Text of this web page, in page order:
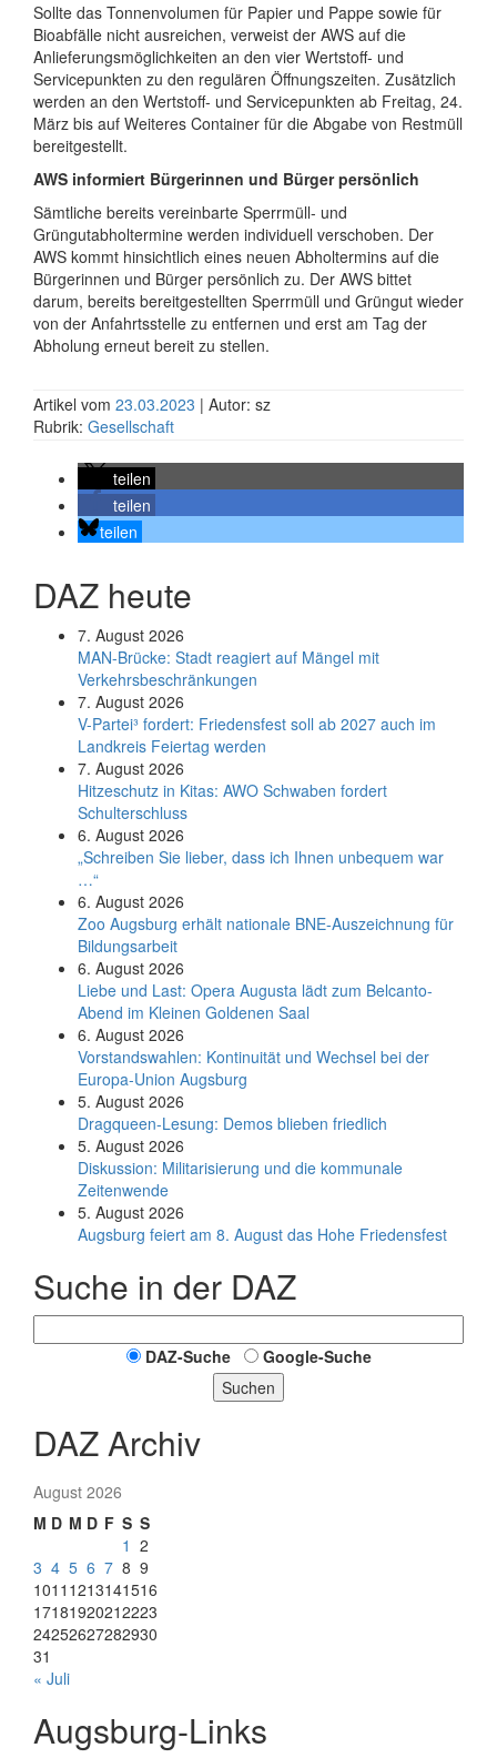
Sollte das Tonnenvolumen für Papier und Pappe sowie für
Bioabfälle nicht ausreichen, verweist der AWS auf die
Anlieferungsmöglichkeiten an den vier Wertstoff- und
Servicepunkten zu den regulären Öffnungszeiten. Zusätzlich
werden an den Wertstoff- und Servicepunkten ab Freitag, 24.
März bis auf Weiteres Container für die Abgabe von Restmüll
bereitgestellt.
AWS informiert Bürgerinnen und Bürger persönlich
Sämtliche bereits vereinbarte Sperrmüll- und
Grüngutabholtermine werden individuell verschoben. Der
AWS kommt hinsichtlich eines neuen Abholtermins auf die
Bürgerinnen und Bürger persönlich zu. Der AWS bittet
darum, bereits bereitgestellten Sperrmüll und Grüngut wieder
von der Anfahrtsstelle zu entfernen und erst am Tag der
Abholung erneut bereit zu stellen.
Artikel vom 23.03.2023 | Autor: sz
Rubrik: Gesellschaft
teilen
teilen
teilen
DAZ heute
7. August 2026
MAN-Brücke: Stadt reagiert auf Mängel mit
Verkehrsbeschränkungen
7. August 2026
V-Partei­³ fordert: Friedens­fest soll ab 2027 auch im
Land­kreis Feier­tag werden
7. August 2026
Hitzeschutz in Kitas: AWO Schwaben fordert
Schulterschluss
6. August 2026
„Schreiben Sie lieber, dass ich Ihnen unbequem war
…“
6. August 2026
Zoo Augsburg erhält nationale BNE-Auszeichnung für
Bildungsarbeit
6. August 2026
Liebe und Last: Opera Augusta lädt zum Belcanto-
Abend im Kleinen Goldenen Saal
6. August 2026
Vorstandswahlen: Kontinuität und Wechsel bei der
Europa-Union Augsburg
5. August 2026
Dragqueen-Lesung: Demos blieben friedlich
5. August 2026
Diskussion: Mi­li­ta­ri­sie­rung und die kommunale
Zeitenwende
5. August 2026
Augsburg feiert am 8. August das Hohe Friedensfest
Suche in der DAZ
DAZ-Suche
Google-Suche
Suchen
DAZ Archiv
August 2026
M D M D F S S
1 2
3 4 5 6 7 8 9
1011 1213141516
17181920212223
24252627282930
31
« Juli
Augsburg-Links